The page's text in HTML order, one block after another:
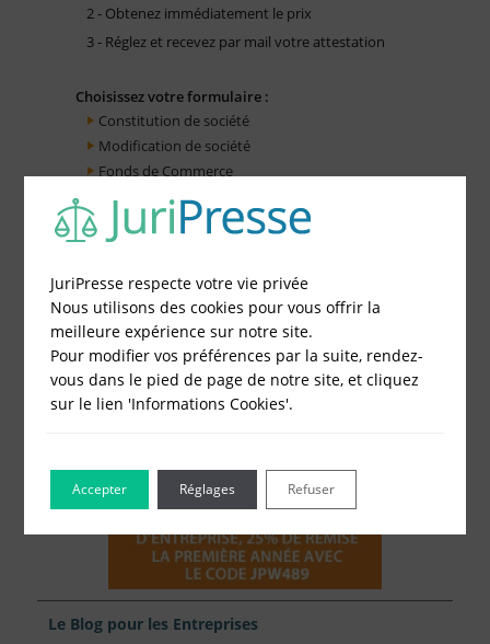
2 - Obtenez immédiatement le prix
3 - Réglez et recevez par mail votre attestation
Choisissez votre formulaire :
Constitution de société
Modification de société
Fonds de Commerce
Cessation d'activité
Le Blog pour les Entreprises
JuriPresse respecte votre vie privée
Nous utilisons des cookies pour vous offrir la
meilleure expérience sur notre site.
Pour modifier vos préférences par la suite, rendez-
vous dans le pied de page de notre site, et cliquez
sur le lien 'Informations Cookies'.
Accepter Refuser
Réglages